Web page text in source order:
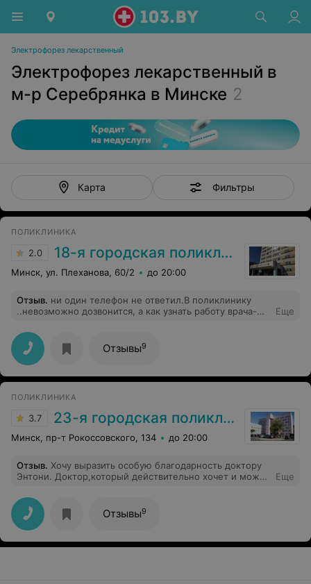
Электрофорез лекарственный
Электрофорез лекарственный в
м-р Серебрянка в Минске 2
Карта Фильтры
ПОЛИКЛИНИКА
2.0 18-я городская поликлиника
Минск, ул. Плеханова, 60/2 до 20:00
Отзыв. ни один телефон не ответил.В поликлинику
..невозможно дозвонится, а как узнать работу врача-
Еще
Отзывы9
ПОЛИКЛИНИКА
3.7 23-я городская поликлиника
Минск, пр-т Рокоссовского, 134 до 20:00
Отзыв. Хочу выразить особую благодарность доктору
Энтони. Доктор,который действительно хочет и может
персоналу,который берёз забор крови и делает
инъекции.,совсем молоденькие девочки,а ручки
золотые!!!
Еще
Отзывы9